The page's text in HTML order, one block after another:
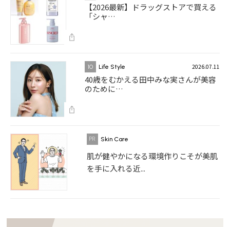
【2026最新】ドラッグストアで買える
「シャ…
10 Life Style 2026.07.11
40歳をむかえる田中みな実さんが美容
のために…
Skin Care
肌が健やかになる環境作りこそが美肌
を手に入れる近...